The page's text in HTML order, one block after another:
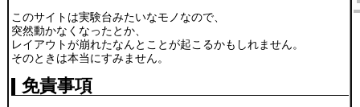
このサイトは実験台みたいなモノなので、
突然動かなくなったとか、
レイアウトが崩れたなんとことが起こるかもしれません。
そのときは本当にすみません。
免責事項